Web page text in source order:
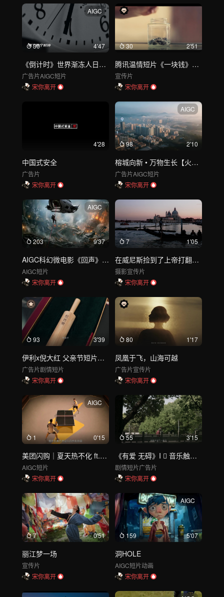
AIGC
30 4'47
《倒计时》世界渐冻人日公益演讲_DIR
广告片AIGC短片
宋你离开
30 2'51
腾讯温情短片《一块钱》，久违的简单美好
宣传片
宋你离开
4'28
中国式安全
广告片
宋你离开
AIGC
98 2'10
榕城向新 • 万物生长【火山引擎x福州】 FORCE LINK 福州站-DIR
广告片AIGC短片
宋你离开
AIGC
203 9'37
AIGC科幻微电影《回声》第一集
AIGC短片
宋你离开
7 1'05
在威尼斯捡到了上帝打翻的调色盘
摄影宣传片
宋你离开
93 3'39
伊利x倪大红 父亲节短片《倪爸不说》
广告片剧情短片
宋你离开
80 1'17
凤凰于飞，山海可越
广告片宣传片
宋你离开
AIGC
1 0'15
美团闪购｜夏天热不化 ft.樊振东
AIGC短片
宋你离开
55 3'15
《有爱 无碍》I  音乐触感反馈纪录短片
剧情短片广告片
宋你离开
7 0'51
丽江梦一场
宣传片
宋你离开
AIGC
159 5'07
洞HOLE
AIGC短片动画
宋你离开